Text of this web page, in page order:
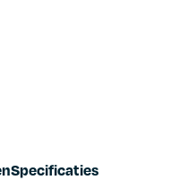
Specificaties